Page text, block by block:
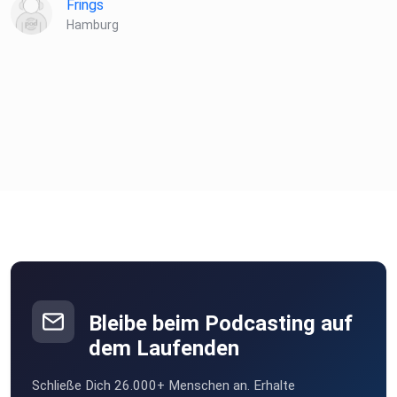
information.Frings
Hamburg
Bleibe beim Podcasting auf
dem Laufenden
Schließe Dich 26.000+ Menschen an. Erhalte